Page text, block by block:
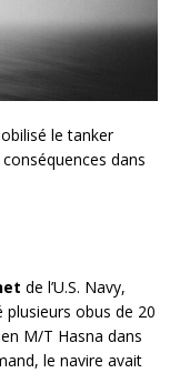
le tanker
dans
de l’U.S. Navy,
plusieurs obus de 20
M/T Hasna dans
le navire avait